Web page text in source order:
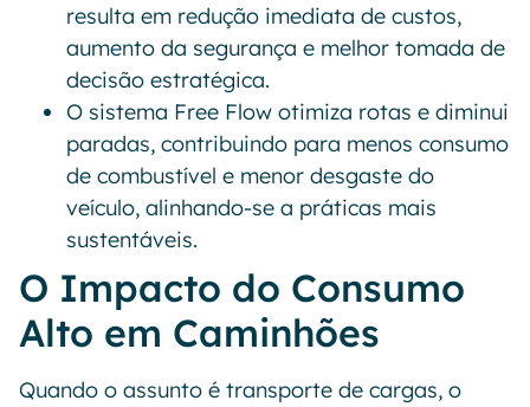
resulta em redução imediata de custos,
aumento da segurança e melhor tomada de
decisão estratégica.
O sistema Free Flow otimiza rotas e diminui
paradas, contribuindo para menos consumo
de combustível e menor desgaste do
veículo, alinhando-se a práticas mais
sustentáveis.
O Impacto do Consumo
Alto em Caminhões
Quando o assunto é transporte de cargas, o